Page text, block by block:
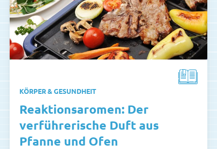
KÖRPER & GESUNDHEIT
Reaktionsaromen: Der
verführerische Duft aus
Pfanne und Ofen